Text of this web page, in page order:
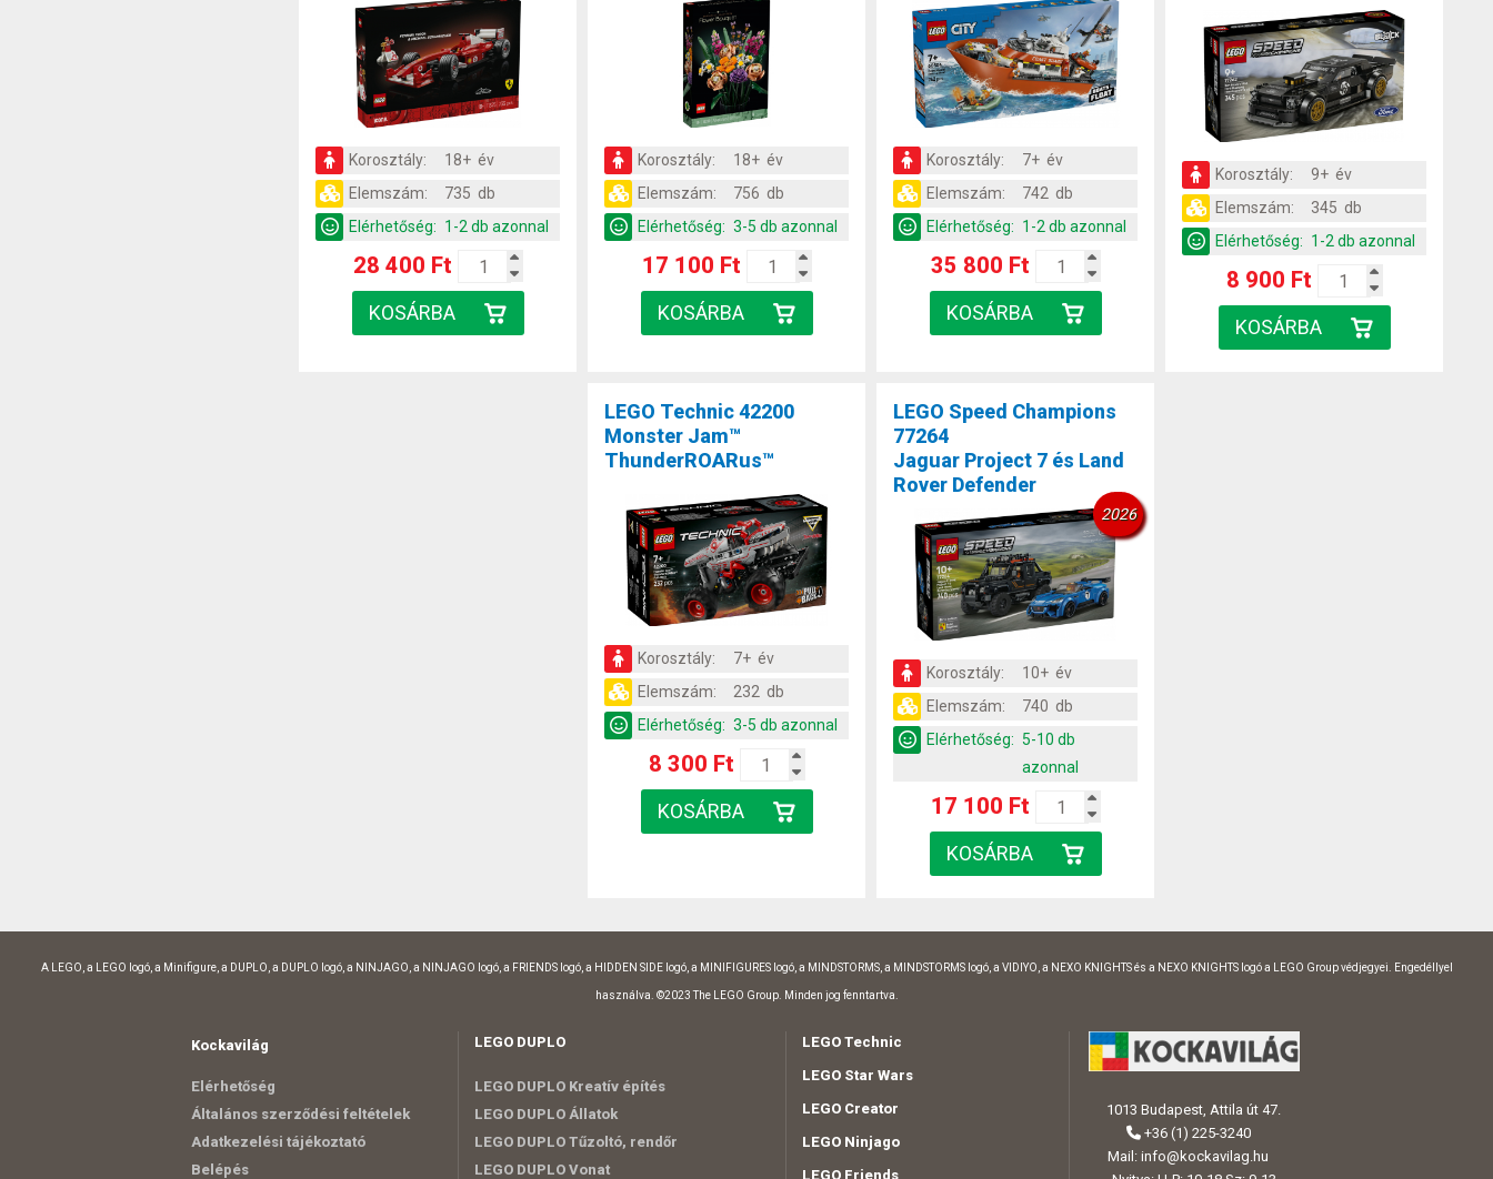
Korosztály:
18+ év
Elemszám:
735 db
Elérhetőség: 1-2 db azonnal
28 400 Ft
Korosztály:
18+ év
Elemszám:
756 db
Elérhetőség: 3-5 db azonnal
17 100 Ft
Korosztály:
7+ év
Elemszám:
742 db
Elérhetőség: 1-2 db azonnal
35 800 Ft
Korosztály:
9+ év
Elemszám:
345 db
Elérhetőség: 1-2 db azonnal
8 900 Ft
LEGO Technic 42200
Monster Jam™
ThunderROARus™
Korosztály:
7+ év
Elemszám:
232 db
Elérhetőség: 3-5 db azonnal
8 300 Ft
LEGO Speed Champions
77264
Jaguar Project 7 és Land
Rover Defender
2026
Korosztály:
10+ év
Elemszám:
740 db
Elérhetőség: 5-10 db
azonnal
17 100 Ft
A LEGO, a LEGO logó, a Minifigure, a DUPLO, a DUPLO logó, a NINJAGO, a NINJAGO logó, a FRIENDS logó, a HIDDEN SIDE logó, a MINIFIGURES logó, a MINDSTORMS, a MINDSTORMS logó, a VIDIYO, a NEXO KNIGHTS és a NEXO KNIGHTS logó a LEGO Group védjegyei. Engedéllyel
használva. ©2023 The LEGO Group. Minden jog fenntartva.
Kockavilág
Elérhetőség
Általános szerződési feltételek
Adatkezelési tájékoztató
Belépés
LEGO DUPLO
LEGO DUPLO Kreatív építés
LEGO DUPLO Állatok
LEGO DUPLO Tűzoltó, rendőr
LEGO DUPLO Vonat
LEGO Technic
LEGO Star Wars
LEGO Creator
LEGO Ninjago
LEGO Friends
1013 Budapest, Attila út 47.
+36 (1) 225-3240
Mail: info@kockavilag.hu